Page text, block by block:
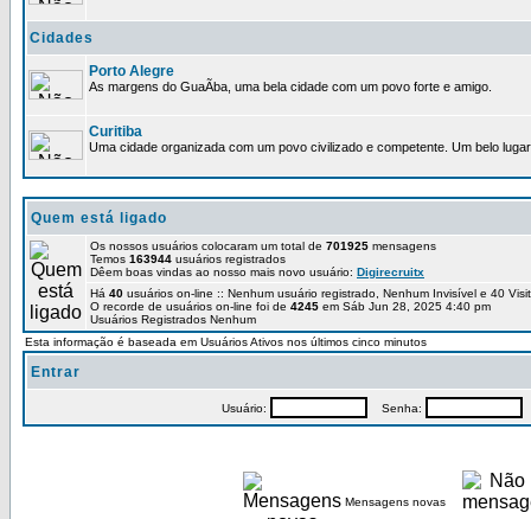
Cidades
Porto Alegre
As margens do GuaÃ­ba, uma bela cidade com um povo forte e amigo.
Curitiba
Uma cidade organizada com um povo civilizado e competente. Um belo
Quem está ligado
Os nossos usuários colocaram um total de 701925 mensagens
Temos 163944 usuários registrados
Dêem boas vindas ao nosso mais novo usuário: Digirecruitx
Há 40 usuários on-line :: Nenhum usuário registrado, Nenhum Invisível e 40
O recorde de usuários on-line foi de 4245 em Sáb Jun 28, 2025 4:40 pm
Usuários Registrados Nenhum
Esta informação é baseada em Usuários Ativos nos últimos cinco minutos
Entrar
Usuário: Senha:
Mensagens novas